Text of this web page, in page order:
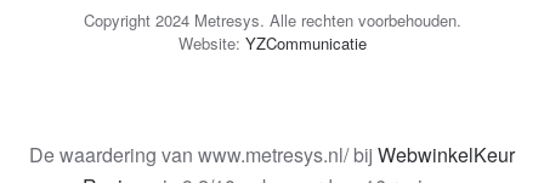
Copyright 2024 Metresys. Alle rechten voorbehouden.
Website: YZCommunicatie
De waardering van www.metresys.nl/ bij WebwinkelKeur